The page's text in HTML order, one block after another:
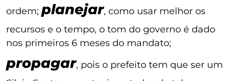
ordem; planejar, como usar melhor os
recursos e o tempo, o tom do governo é dado
nos primeiros 6 meses do mandato;
propagar, pois o prefeito tem que ser um